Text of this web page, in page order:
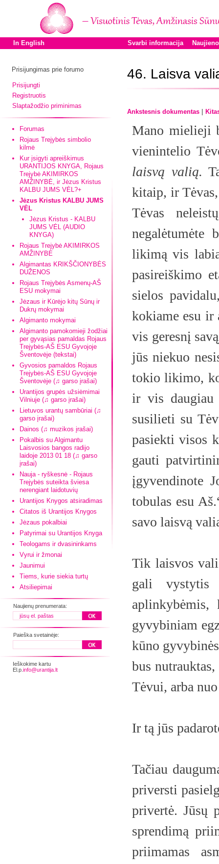
In English Svarbi informacija
Prisijungimas prie forumo
Prisijungti
Registruotis
Slaptažodžio priminimas
Forumas
Rojaus Trejybės simbolio
kilmė
Kur įsigyti apreiškimus
URANTIJOS KNYGA, Rojaus
Trejybė AKIMIRKOS
AMŽINYBĖ, ir Jėzus Kristus
KALBU JUMS VĖL?+
Jėzus Kristus KALBU JUMS
VĖL
Jėzus Kristus - KALBU
JUMS VĖL (AUDIO
KNYGA)
Rojaus Trejybė AKIMIRKOS
AMŽINYBĖ
Algimantas KRIKŠČIONYBĖS
DUŽENOS
Rojaus Trejybės Asmenų-AŠ
ESU mokymai
Jėzaus ir Kūrėjo kitų Sūnų ir
Dukrų mokymai
Algimanto mokymai
Algimanto pamokomieji žodžiai
per gyvąsias pamaldas Rojaus
Trejybės-AŠ ESU Gyvojoje
Šventovėje (tekstai)
Gyvosios pamaldos Rojaus
Trejybės-AŠ ESU Gyvojoje
Šventovėje (♫ garso įrašai)
Urantijos grupės užsiėmimai
Vilniuje (♫ garso įrašai)
Lietuvos urantų sambūriai (♫
garso įrašai)
Dainos (♫ muzikos įrašai)
Pokalbis su Algimantu
Laisvosios bangos radijo
laidoje 2013 01 18 (♫ garso
įrašai)
Nauja - ryškesnė - Rojaus
Trejybės suteikta šviesa
nerengiant laidotuvių
Urantijos Knygos atsiradimas
Citatos iš Urantijos Knygos
Jėzaus pokalbiai
Patyrimai su Urantijos Knyga
Teologams ir dvasininkams
Vyrui ir žmonai
Jaunimui
Tiems, kurie siekia turtų
Atsiliepimai
Naujienų prenumerata:
Paieška svetainėje:
Ieškokime kartu
El.p. info@urantija.lt
46. Laisva
Ankstesnis dokumentas |
Mano mielieji
vienintelio
laisvą valią.
kitaip, ir
Tėvas
likimą vis
pasireiškimo
sielos
kokiame esu ir
vis geresnį
jūs niekuo
tokio likimo,
ir vis
susilieti su
pasiekti visos
gauti
įgyvendinote
tobulas esu
savo laisvą
Tik laisvos
gali
gyvybiniam
kūno
bus
Tėvui, arba
Ir tą jūs
Tačiau
priversti
privertė. Jūsų
sprendimą
priimamas